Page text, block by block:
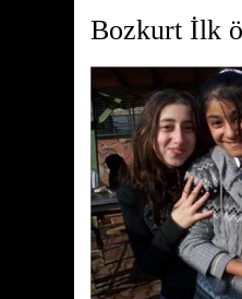
Bozkurt İlk